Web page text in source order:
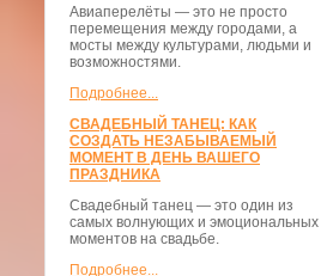
Авиаперелёты — это не просто
перемещения между городами, а
мосты между культурами, людьми и
возможностями.
Подробнее...
СВАДЕБНЫЙ ТАНЕЦ: КАК
СОЗДАТЬ НЕЗАБЫВАЕМЫЙ
МОМЕНТ В ДЕНЬ ВАШЕГО
ПРАЗДНИКА
Свадебный танец — это один из
самых волнующих и эмоциональных
моментов на свадьбе.
Подробнее...